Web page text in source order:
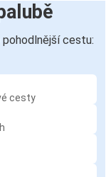
cestu:
cesty